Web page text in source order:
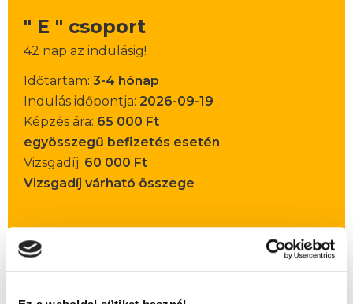
" E " csoport
42 nap az indulásig!
Időtartam: 3-4 hónap
Indulás időpontja: 2026-09-19
Képzés ára: 65 000 Ft
egyösszegű befizetés esetén
Vizsgadíj: 60 000 Ft
Vizsgadíj várható összege
Igen